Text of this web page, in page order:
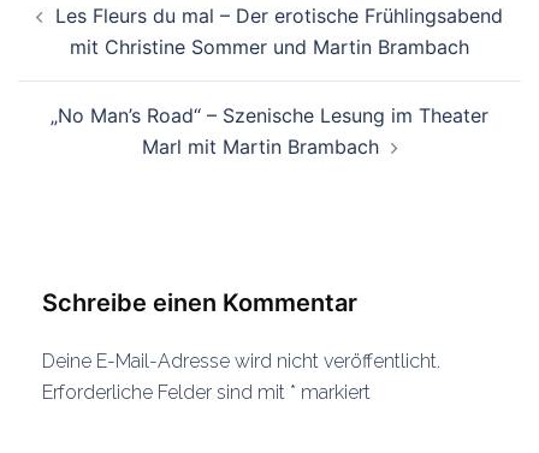
Les Fleurs du mal – Der erotische Frühlingsabend
mit Christine Sommer und Martin Brambach
„No Man’s Road“ – Szenische Lesung im Theater
Marl mit Martin Brambach
Schreibe einen Kommentar
Deine E-Mail-Adresse wird nicht veröffentlicht.
Erforderliche Felder sind mit * markiert